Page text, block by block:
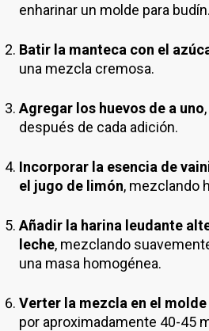
enharinar un molde para budín.
Batir la manteca con el
una mezcla cremosa.
Agregar los huevos de a uno
después de cada adición.
Incorporar la esencia de
el jugo de limón, mezclando
Añadir la harina leudante
leche, mezclando
una masa homogénea.
Verter la mezcla en el molde
por aproximadamente 40-45